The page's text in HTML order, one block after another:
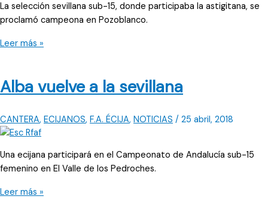
La selección sevillana sub-15, donde participaba la astigitana, se
proclamó campeona en Pozoblanco.
Campeona
Leer más »
Alba vuelve a la sevillana
CANTERA, ECIJANOS, F.A. ÉCIJA, NOTICIAS / 25 abril, 2018
Una ecijana participará en el Campeonato de Andalucía sub-15
femenino en El Valle de los Pedroches.
Alba
Leer más »